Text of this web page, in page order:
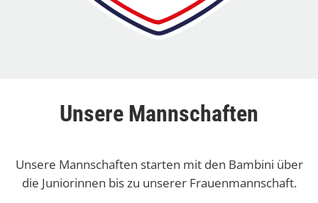
Unsere Mannschaften
Unsere Mannschaften starten mit den Bambini über
die Juniorinnen bis zu unserer Frauenmannschaft.